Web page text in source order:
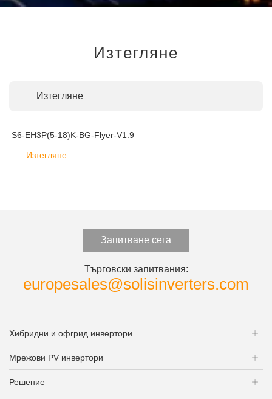
Изтегляне
Изтегляне
S6-EH3P(5-18)K-BG-Flyer-V1.9
Изтегляне
Запитване сега
Търговски запитвания:
europesales@solisinverters.com
Хибридни и офгрид инвертори
Мрежови PV инвертори
Решение